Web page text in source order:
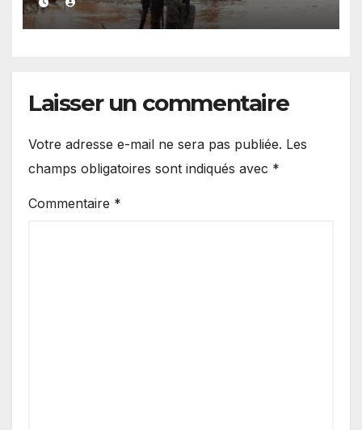
l’exploitation illégale
Laisser un commentaire
Votre adresse e-mail ne sera pas publiée. Les
champs obligatoires sont indiqués avec *
Commentaire *